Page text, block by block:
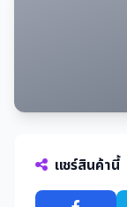
แชร์สินค้านี้